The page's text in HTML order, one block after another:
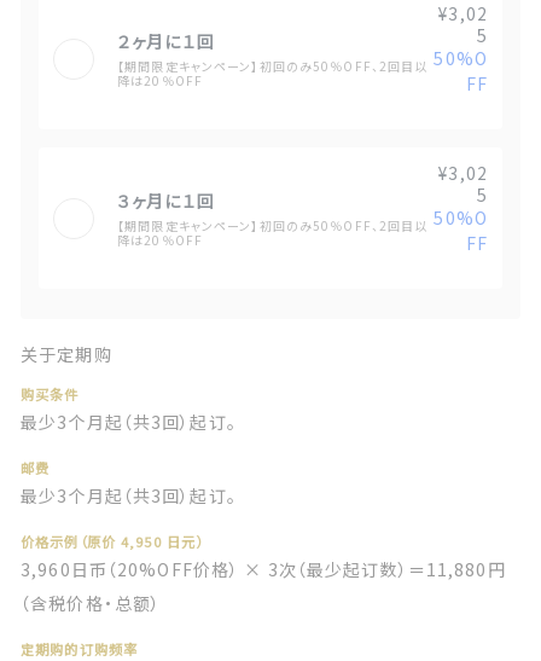
２ヶ月に１回
【期間限定キャンペーン】初回のみ50％OFF、2回目以
降は20％OFF
¥3,02
5
50%O
FF
３ヶ月に１回
【期間限定キャンペーン】初回のみ50％OFF、2回目以
降は20％OFF
¥3,02
5
50%O
FF
关于定期购
购买条件
最少3个月起（共3回）起订。
邮费
最少3个月起（共3回）起订。
价格示例（原价 4,950 日元）
3,960日币（20%OFF价格） × 3次（最少起订数）＝11,880円
（含税价格・总额）
定期购的订购频率